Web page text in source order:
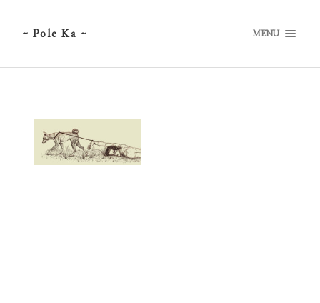
~ Pole Ka ~ MENU